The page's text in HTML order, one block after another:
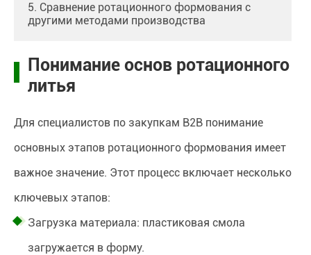
5. Сравнение ротационного формования с
другими методами производства
Понимание основ ротационного
литья
Для специалистов по закупкам B2B понимание
основных этапов ротационного формования имеет
важное значение. Этот процесс включает несколько
ключевых этапов:
Загрузка материала: пластиковая смола
загружается в форму.